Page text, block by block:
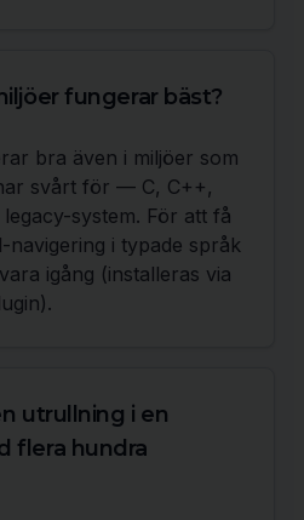
fungerar bäst?
bra även i miljöer som
svårt för — C, C++,
system. För att få
i typade språk
igång (installeras via
utrullning i en
flera hundra